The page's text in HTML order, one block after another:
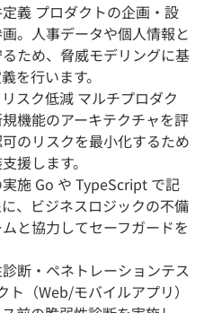
義 プロダクトの企画・設
。人事データや個人情報と
ため、脅威モデリングに基
を行います。
スク低減 マルチプロダク
機能のアーキテクチャを評
のリスクを最小化するため
援します。
施 Go や TypeScript で記
、ビジネスロジックの不備
と協力してセーフガードを
断・ペネトレーションテス
（Web/モバイルアプリ）